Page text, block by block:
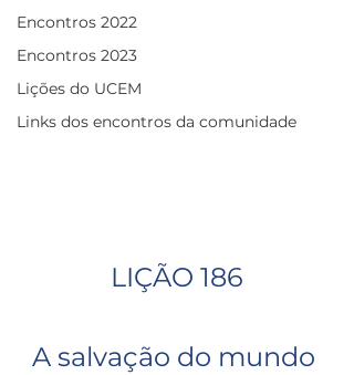
Encontros 2022
Encontros 2023
Lições do UCEM
Links dos encontros da comunidade
LIÇÃO 186
A salvação do mundo